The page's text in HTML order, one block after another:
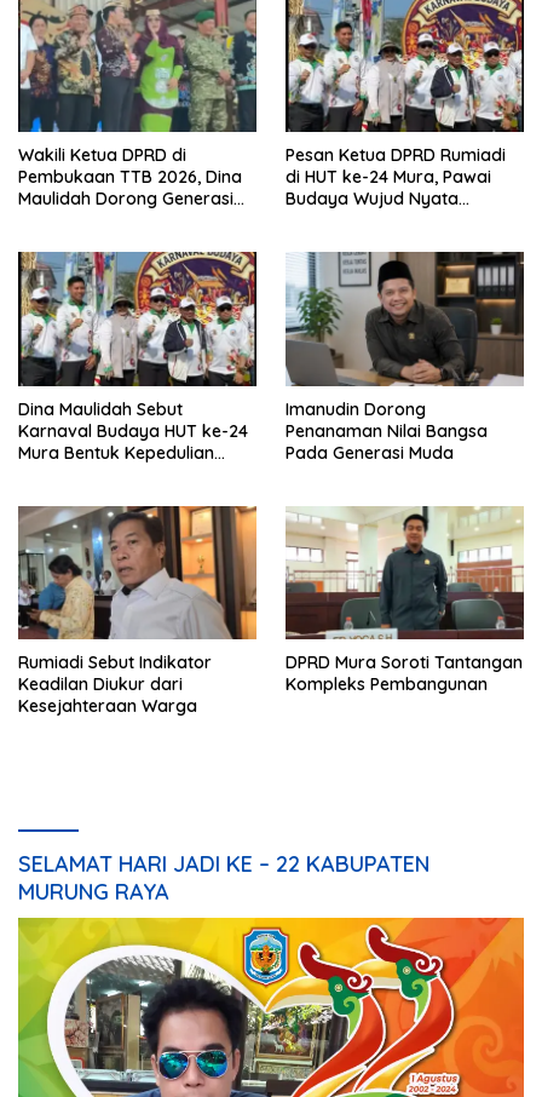
Wakili Ketua DPRD di
Pembukaan TTB 2026, Dina
Maulidah Dorong Generasi
Pesan Ketua DPRD Rumiadi
di HUT ke-24 Mura, Pawai
Budaya Wujud Nyata
Dina Maulidah Sebut
Karnaval Budaya HUT ke-24
Mura Bentuk Kepedulian
Imanudin Dorong
Penanaman Nilai Bangsa
Pada Generasi Muda
Rumiadi Sebut Indikator
Keadilan Diukur dari
Kesejahteraan Warga
DPRD Mura Soroti Tantangan
Kompleks Pembangunan
SELAMAT HARI JADI KE – 22 KABUPATEN
MURUNG RAYA